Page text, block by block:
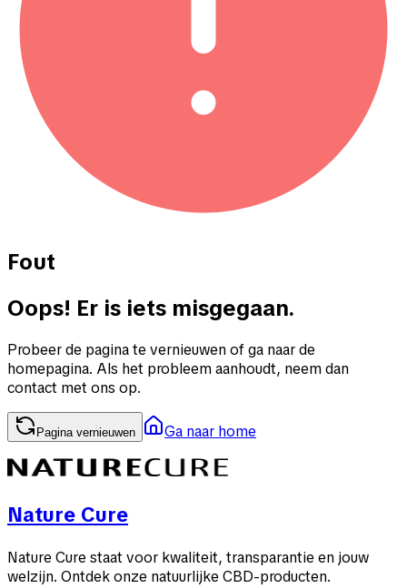
Fout
Oops! Er is iets misgegaan.
Probeer de pagina te vernieuwen of ga naar de
homepagina. Als het probleem aanhoudt, neem dan
contact met ons op.
Pagina vernieuwen Ga naar home
Nature Cure
Nature Cure staat voor kwaliteit, transparantie en jouw
welzijn. Ontdek onze natuurlijke CBD-producten.